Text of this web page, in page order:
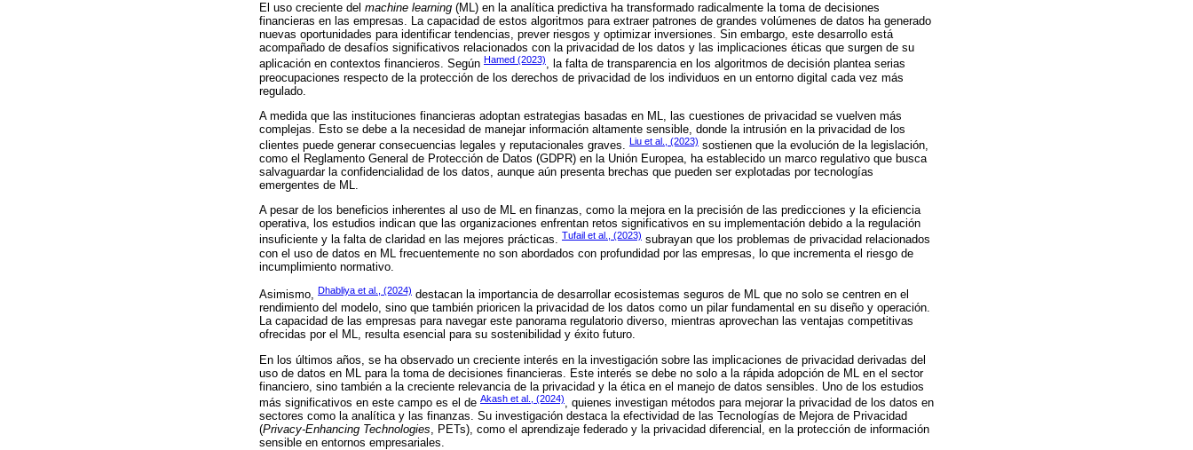
El uso creciente del machine learning (ML) en la analítica predictiva ha transformado radicalmente la toma de decisiones
financieras en las empresas. La capacidad de estos algoritmos para extraer patrones de grandes volúmenes de datos ha generado
nuevas oportunidades para identificar tendencias, prever riesgos y optimizar inversiones. Sin embargo, este desarrollo está
acompañado de desafíos significativos relacionados con la privacidad de los datos y las implicaciones éticas que surgen de su
aplicación en contextos financieros. Según Hamed (2023), la falta de transparencia en los algoritmos de decisión plantea serias
preocupaciones respecto de la protección de los derechos de privacidad de los individuos en un entorno digital cada vez más
regulado.
A medida que las instituciones financieras adoptan estrategias basadas en ML, las cuestiones de privacidad se vuelven más
complejas. Esto se debe a la necesidad de manejar información altamente sensible, donde la intrusión en la privacidad de los
clientes puede generar consecuencias legales y reputacionales graves. Liu et al., (2023) sostienen que la evolución de la legislación,
como el Reglamento General de Protección de Datos (GDPR) en la Unión Europea, ha establecido un marco regulativo que busca
salvaguardar la confidencialidad de los datos, aunque aún presenta brechas que pueden ser explotadas por tecnologías
emergentes de ML.
A pesar de los beneficios inherentes al uso de ML en finanzas, como la mejora en la precisión de las predicciones y la eficiencia
operativa, los estudios indican que las organizaciones enfrentan retos significativos en su implementación debido a la regulación
insuficiente y la falta de claridad en las mejores prácticas. Tufail et al., (2023) subrayan que los problemas de privacidad relacionados
con el uso de datos en ML frecuentemente no son abordados con profundidad por las empresas, lo que incrementa el riesgo de
incumplimiento normativo.
Asimismo, Dhabliya et al., (2024) destacan la importancia de desarrollar ecosistemas seguros de ML que no solo se centren en el
rendimiento del modelo, sino que también prioricen la privacidad de los datos como un pilar fundamental en su diseño y operación.
La capacidad de las empresas para navegar este panorama regulatorio diverso, mientras aprovechan las ventajas competitivas
ofrecidas por el ML, resulta esencial para su sostenibilidad y éxito futuro.
En los últimos años, se ha observado un creciente interés en la investigación sobre las implicaciones de privacidad derivadas del
uso de datos en ML para la toma de decisiones financieras. Este interés se debe no solo a la rápida adopción de ML en el sector
financiero, sino también a la creciente relevancia de la privacidad y la ética en el manejo de datos sensibles. Uno de los estudios
más significativos en este campo es el de Akash et al., (2024)
, quienes investigan métodos para mejorar la privacidad de los datos en
sectores como la analítica y las finanzas. Su investigación destaca la efectividad de las Tecnologías de Mejora de Privacidad
(Privacy-Enhancing Technologies , PETs), como el aprendizaje federado y la privacidad diferencial, en la protección de información
sensible en entornos empresariales.